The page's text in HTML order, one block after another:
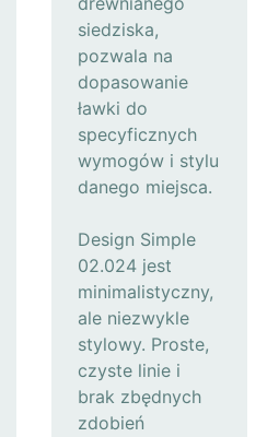
siedziska,
pozwala na
dopasowanie
ławki do
specyficznych
wymogów i stylu
danego miejsca.
Design Simple
02.024 jest
minimalistyczny,
ale niezwykle
stylowy. Proste,
czyste linie i
brak zbędnych
zdobień